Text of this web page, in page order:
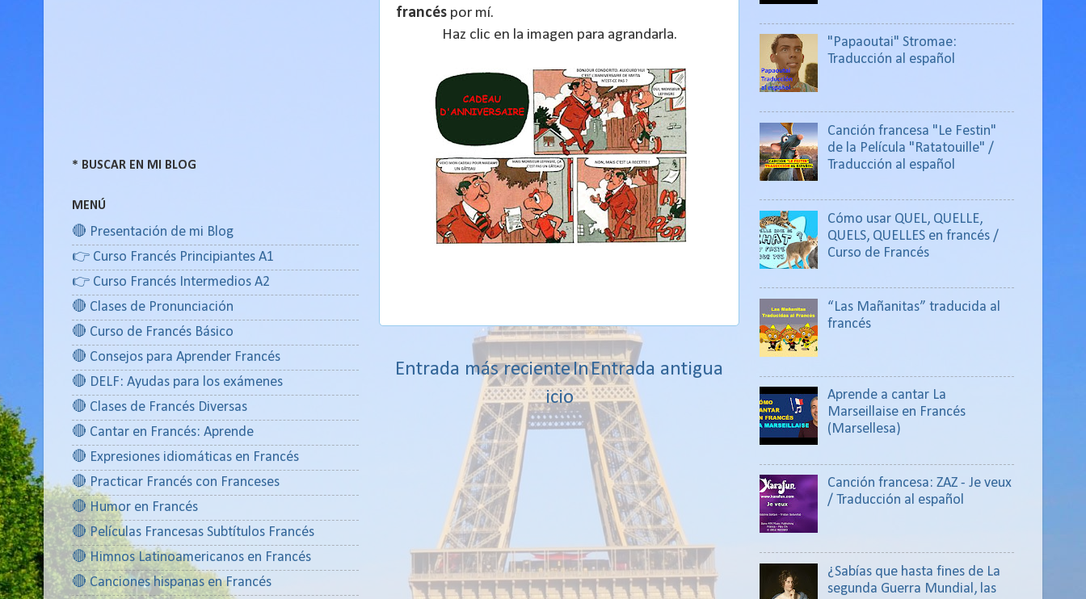
francés por mí.
Haz clic en la imagen para agrandarla.
Entrada más reciente Entrada antigua
In
icio
* BUSCAR EN MI BLOG
MENÚ
🔴 Presentación de mi Blog
👉 Curso Francés Principiantes A1
👉 Curso Francés Intermedios A2
🔴 Clases de Pronunciación
🔴 Curso de Francés Básico
🔴 Consejos para Aprender Francés
🔴 DELF: Ayudas para los exámenes
🔴 Clases de Francés Diversas
🔴 Cantar en Francés: Aprende
🔴 Expresiones idiomáticas en Francés
🔴 Practicar Francés con Franceses
🔴 Humor en Francés
🔴 Películas Francesas Subtítulos Francés
🔴 Himnos Latinoamericanos en Francés
🔴 Canciones hispanas en Francés
"Papaoutai" Stromae:
Traducción al español
Canción francesa "Le Festin"
de la Película "Ratatouille" /
Traducción al español
Cómo usar QUEL, QUELLE,
QUELS, QUELLES en francés /
Curso de Francés
“Las Mañanitas” traducida al
francés
Aprende a cantar La
Marseillaise en Francés
(Marsellesa)
Canción francesa: ZAZ - Je veux
/ Traducción al español
¿Sabías que hasta fines de La
segunda Guerra Mundial, las